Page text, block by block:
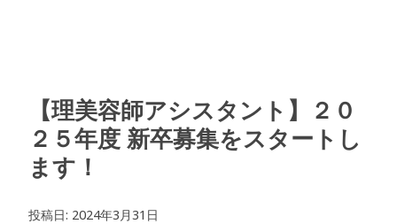
【理美容師アシスタント】２０
２５年度 新卒募集をスタートし
ます！
投稿日: 2024年3月31日